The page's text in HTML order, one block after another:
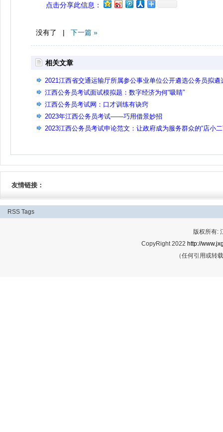
点击分享此信息：
没有了 | 下一篇 »
相关文章
2021江西省交通运输厅所属参公事业单位公开遴选公务员拟遴
人员公示
江西公务员考试面试模拟题：数字经济为何“吸睛”
江西公务员考试网：口才训练有诀窍
2023年江西公务员考试——巧用借景妙招
2023江西公务员考试申论范文：让政府成为服务群众的“店小二
友情链接：
RSS Tags
版权所有:
CopyRight 2022 http://
（任何引用或转